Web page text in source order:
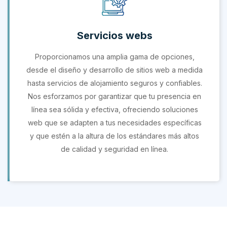
Servicios webs
Proporcionamos una amplia gama de opciones,
desde el diseño y desarrollo de sitios web a medida
hasta servicios de alojamiento seguros y confiables.
Nos esforzamos por garantizar que tu presencia en
línea sea sólida y efectiva, ofreciendo soluciones
web que se adapten a tus necesidades específicas
y que estén a la altura de los estándares más altos
de calidad y seguridad en línea.